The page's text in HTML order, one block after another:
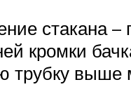
стакана
кромки
трубку